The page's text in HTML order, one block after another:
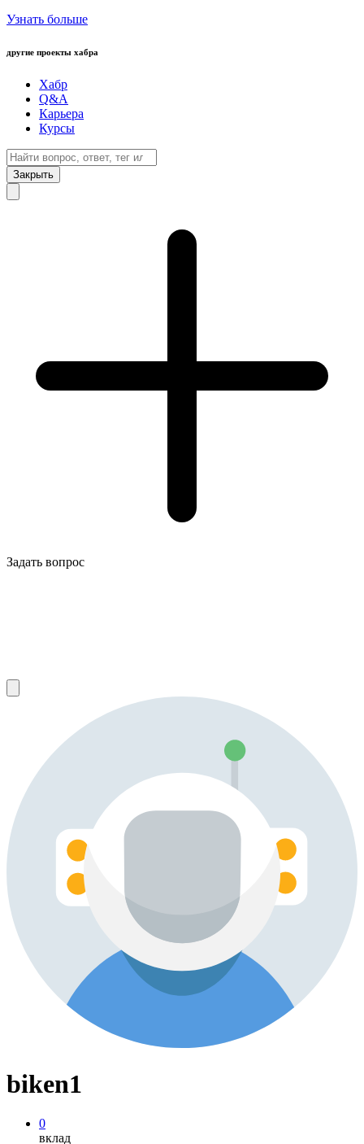
Узнать больше
другие проекты хабра
Хабр
Q&A
Карьера
Курсы
Закрыть
Задать вопрос
biken1
0
вклад